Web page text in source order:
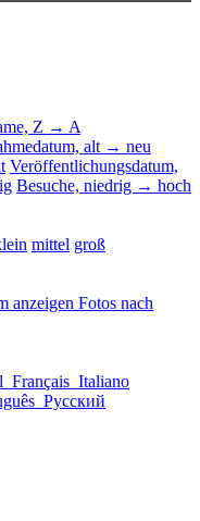
Z → A
alt → neu
Veröffentlichungsdatum,
Besuche, niedrig → hoch
mittel groß
anzeigen Fotos nach
Français Italiano
Русский